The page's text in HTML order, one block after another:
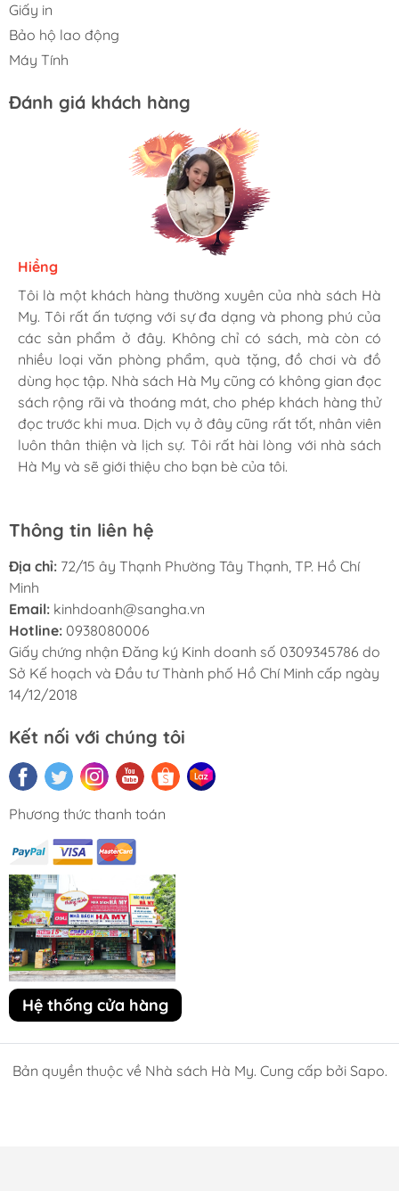
Giấy in
Bảo hộ lao động
Máy Tính
Đánh giá khách hàng
Hiềng
Tôi là một khách hàng thường xuyên của nhà sách Hà
My. Tôi rất ấn tượng với sự đa dạng và phong phú của
các sản phẩm ở đây. Không chỉ có sách, mà còn có
nhiều loại văn phòng phẩm, quà tặng, đồ chơi và đồ
dùng học tập. Nhà sách Hà My cũng có không gian đọc
sách rộng rãi và thoáng mát, cho phép khách hàng thử
đọc trước khi mua. Dịch vụ ở đây cũng rất tốt, nhân viên
luôn thân thiện và lịch sự. Tôi rất hài lòng với nhà sách
Hà My và sẽ giới thiệu cho bạn bè của tôi.
Ngọc Dung
Mình rất là hài lòng khi đến nhà sách Hà My. Họ có
nhiều loại sách hay và phong phú, từ văn học, khoa
học, kinh tế, đến sách thiếu nhi, sách ngoại ngữ và sách
kỹ năng sống. Nhân viên ở đây rất thân thiện và cực
nhiệt tình, luôn tư vấn và giúp đỡ khách hàng. Dịch vụ
giao hàng cũng rất nhanh chóng và tiện lợi. Tôi sẽ tiếp
tục ủng hộ nhà sách Hà My trong tương lai.
Tâm
Tới đây mua hàng cho công ty nhiều lần rồi. sản phẩm
giá rẻ hơn mấy chỗ khác. Có bán sỉ nên giá cực kỳ ổn.
Chiều làm zìa hay chở bồ vào đây tô tượng... cũng vui.
Thông tin liên hệ
Địa chỉ: 72/15 ây Thạnh Phường Tây Thạnh, TP. Hồ Chí
Minh
Email: kinhdoanh@sangha.vn
Hotline: 0938080006
Giấy chứng nhận Đăng ký Kinh doanh số 0309345786 do
Sở Kế hoạch và Đầu tư Thành phố Hồ Chí Minh cấp ngày
14/12/2018
Kết nối với chúng tôi
Phương thức thanh toán
Hệ thống cửa hàng
Bản quyền thuộc về Nhà sách Hà My. Cung cấp bởi Sapo.